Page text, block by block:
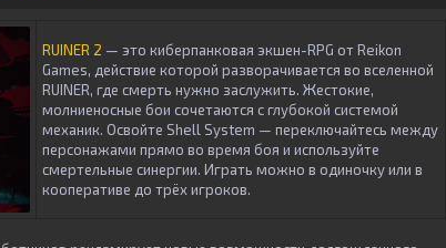
RUINER 2 — это киберпанковая экшен-RPG отReikon
Games, действие которой разворачивается во вселенной
RUINER, где смерть нужно заслужить. Жестокие,
молниеносные бои сочетаются с глубокой системой
механик. Освойте Shell System — переключайтесь между
персонажами прямо во время боя и используйте
смертельные синергии. Играть можно в одиночку или в
кооперативе до трёх игроков.